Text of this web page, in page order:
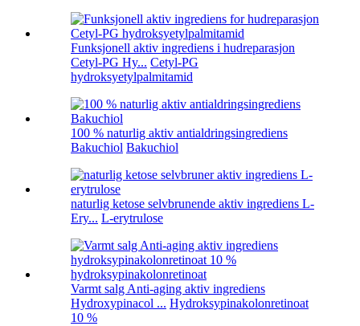
Funksjonell aktiv ingrediens i hudreparasjon
Cetyl-PG Hy... Cetyl-PG
hydroksyetylpalmitamid
100 % naturlig aktiv antialdringsingrediens
Bakuchiol Bakuchiol
naturlig ketose selvbrunende aktiv ingrediens L-
Ery... L-erytrulose
Varmt salg Anti-aging aktiv ingrediens
Hydroxypinacol ... Hydroksypinakolonretinoat
10 %